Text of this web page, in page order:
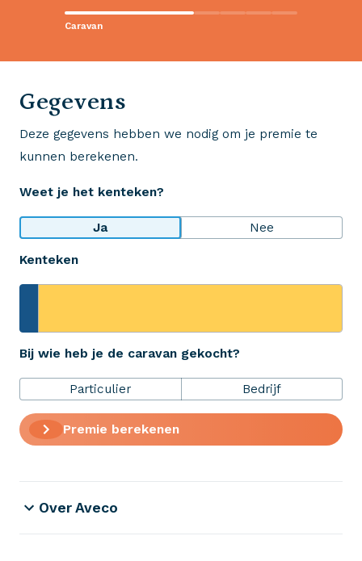
Caravan
Gegevens
Deze gegevens hebben we nodig om je premie te
kunnen berekenen.
Weet je het kenteken?
Ja Nee
Kenteken
Bij wie heb je de caravan gekocht?
Particulier Bedrijf
Premie berekenen
Contact met Aveco?
Wij staan voor je klaar!
Wij krijgen een 8,5!
Op basis van ruim 3.000 reviews
Bekijk wat anderen over ons zeggen
+31 (0)523 - 20 80 30
Verzekeringen
Over Aveco